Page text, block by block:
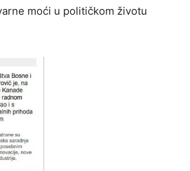
moći u političkom životu